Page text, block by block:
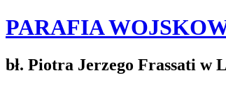
PARAFIA
bł. Piotra Jerzego Frassati w